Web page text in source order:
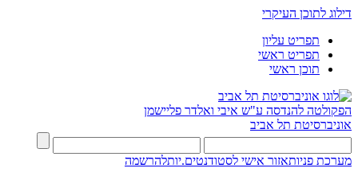
דילוג לתוכן העיקרי
תפריט עליון
תפריט ראשי
תוכן ראשי
הפקולטה להנדסה ע"ש איבי ואלדר פליישמן
אוניברסיטת תל אביב
מערכת פניותאזור אישי לסטודנטים.יותלהרשמה